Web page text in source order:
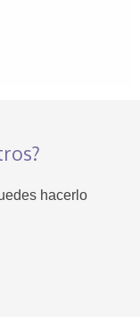
hacerlo